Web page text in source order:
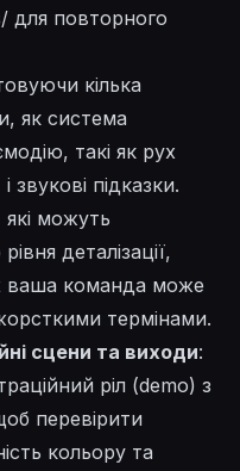
для повторного
кілька
як система
такі як рух
підказки.
можуть
деталізації,
ваша команда може
термінами.
сцени та виходи:
ріл (demo) з
перевірити
кольору та